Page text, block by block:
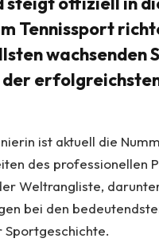
Tennissport
ist aktuell die
des professionellen
Weltrangliste,
bei den